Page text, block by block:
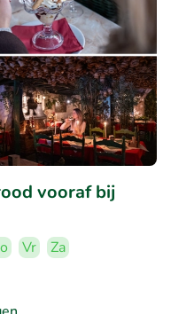
vooraf bij
Vr
Za